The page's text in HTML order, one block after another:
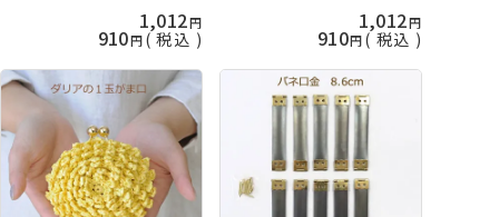
1,012
910 税込
1,012
910 税込